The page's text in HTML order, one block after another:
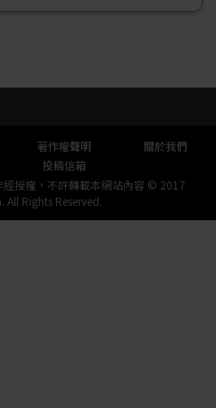
授權，不許轉載本網站內容 © 2017
All Rights Reserved.
著作權聲明
關於我們
投稿信箱